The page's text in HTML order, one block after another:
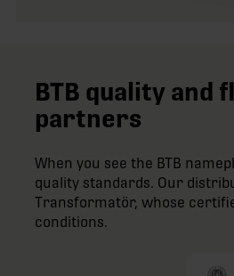
BTB quality and
partners
When you see the BTB
quality standards. Our
Transformatör, whose
conditions.